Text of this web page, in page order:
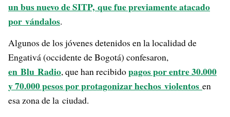
un bus nuevo de SITP, que fue previamente atacado
por vándalos.
Algunos de los jóvenes detenidos en la localidad de
Engativá (occidente de Bogotá) confesaron,
en Blu Radio, que han recibidopagos por entre 30.000
y 70.000 pesos por protagonizar hechos violentos en
esa zona de la ciudad.